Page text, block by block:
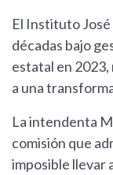
El Instituto
décadas bajo
estatal en
a una
La intendenta
comisión que
imposible llevar